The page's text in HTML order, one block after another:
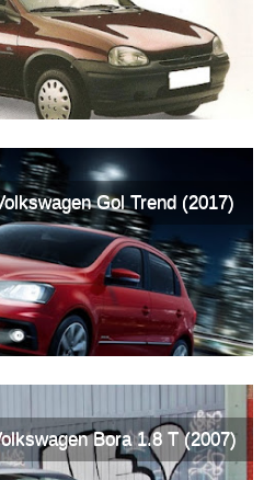
Gol Trend (2017)
Bora 1.8 T (2007)